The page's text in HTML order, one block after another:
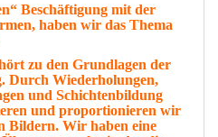
Beschäftigung mit der
, haben wir das Thema
zu den Grundlagen der
. Durch Wiederholungen,
und Schichtenbildung
und proportionieren wir
Bildern. Wir haben eine